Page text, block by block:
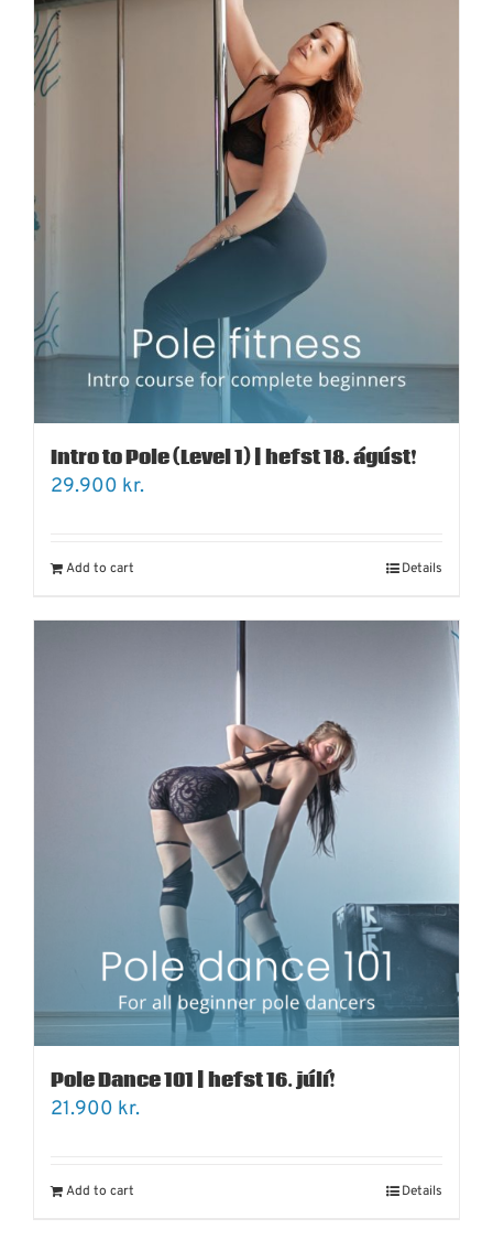
Intro to Pole (Level 1) | hefst 18. ágúst!
29.900 kr.
Add to cart Details
Pole Dance 101 | hefst 16. júlí!
21.900 kr.
Add to cart Details